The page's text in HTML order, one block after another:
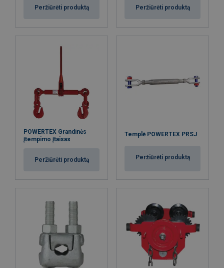
Peržiūrėti produktą Peržiūrėti produktą
POWERTEX Grandinės
įtempimo įtaisas
Peržiūrėti produktą
Templė POWERTEX PRSJ
Peržiūrėti produktą